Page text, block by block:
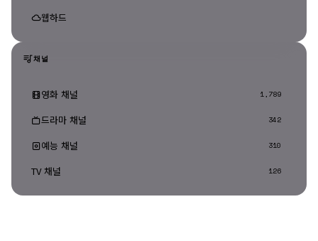
웹하드
채널
영화 채널 1,789
드라마 채널 342
예능 채널 310
TV 채널 126